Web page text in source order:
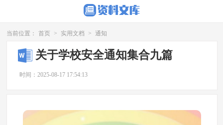
当前位置： 首页 > 实用文档 > 通知
关于学校安全通知集合九篇
时间：2025-08-17 17:54:13